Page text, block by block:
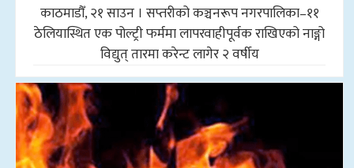
काठमाडौँ, २१ साउन । सप्तरीको कञ्चनरूप नगरपालिका–११
ठेलियास्थित एक पोल्ट्री फर्ममा लापरवाहीपूर्वक राखिएको नाङ्गो
विद्युत् तारमा करेन्ट लागेर २ वर्षीय